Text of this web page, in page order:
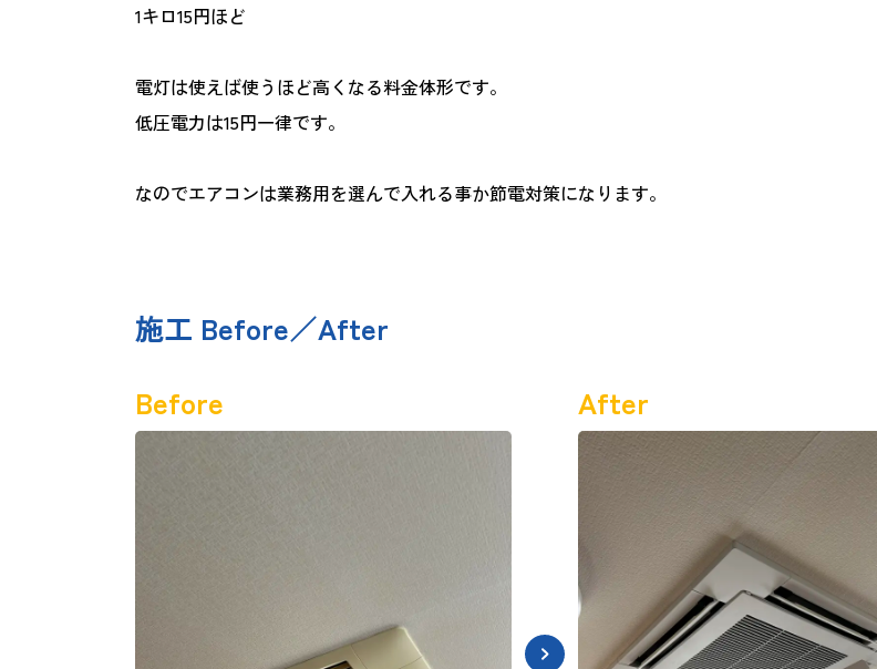
1キロ15円ほど
電灯は使えば使うほど高くなる料金体形です。
低圧電力は15円一律です。
なのでエアコンは業務用を選んで入れる事か節電対策になります。
施工 Before／After
Before
After